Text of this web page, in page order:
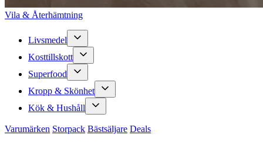
Vila & Återhämtning
Livsmedel
Kosttillskott
Superfood
Kropp & Skönhet
Kök & Hushåll
Varumärken Storpack Bästsäljare Deals